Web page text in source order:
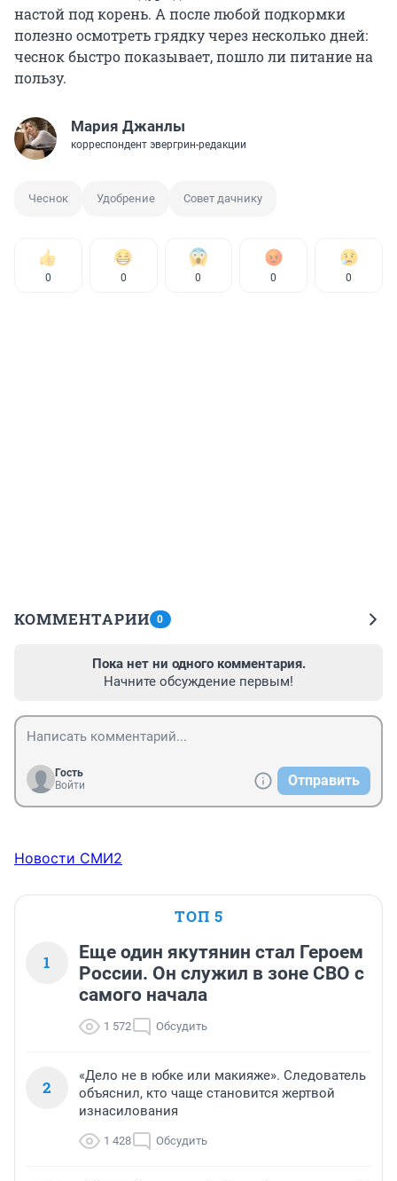
настой под корень. А после любой подкормки
полезно осмотреть грядку через несколько дней:
чеснок быстро показывает, пошло ли питание на
пользу.
Мария Джанлы
корреспондент эвергрин-редакции
Чеснок Удобрение Совет дачнику
0 0 0 0 0
КОММЕНТАРИИ 0
Пока нет ни одного комментария.
Начните обсуждение первым!
Гость
Войти
Отправить
Новости СМИ2
ТОП 5
1
Еще один якутянин стал Героем
России. Он служил в зоне СВО с
самого начала
1 572 Обсудить
2
«Дело не в юбке или макияже». Следователь
объяснил, кто чаще становится жертвой
изнасилования
1 428 Обсудить